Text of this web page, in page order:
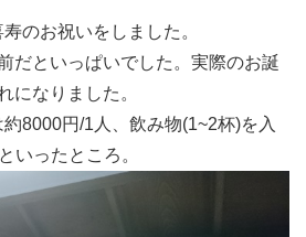
のお祝いをしました。
だといっぱいでした。実際のお誕
になりました。
8000円/1人、飲み物(1~2杯)を入
いったところ。